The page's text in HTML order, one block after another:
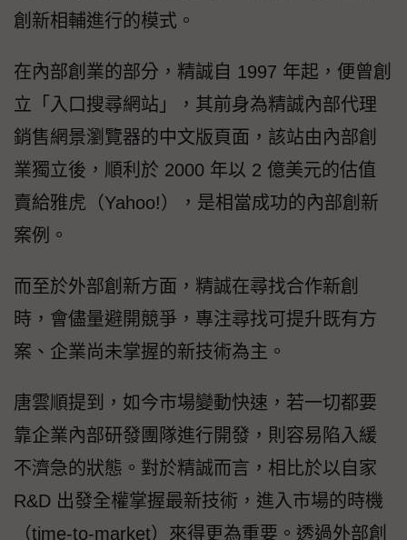
創新相輔進行的模式。
在內部創業的部分，精誠自 1997 年起，便曾創
立「入口搜尋網站」，其前身為精誠內部代理
銷售網景瀏覽器的中文版頁面，該站由內部創
業獨立後，順利於 2000 年以 2 億美元的估值
賣給雅虎（Yahoo!），是相當成功的內部創新
案例。
而至於外部創新方面，精誠在尋找合作新創
時，會儘量避開競爭，專注尋找可提升既有方
案、企業尚未掌握的新技術為主。
唐雲順提到，如今市場變動快速，若一切都要
靠企業內部研發團隊進行開發，則容易陷入緩
不濟急的狀態。對於精誠而言，相比於以自家
R&D 出發全權掌握最新技術，進入市場的時機
（time-to-market）來得更為重要。透過外部創